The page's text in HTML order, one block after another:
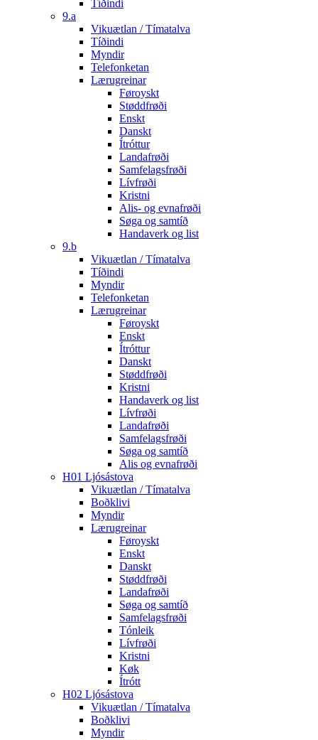
Tíðindi
9.a
Vikuætlan / Tímatalva
Tíðindi
Myndir
Telefonketan
Lærugreinar
Føroyskt
Støddfrøði
Enskt
Danskt
Ítróttur
Landafrøði
Samfelagsfrøði
Lívfrøði
Kristni
Alis- og evnafrøði
Søga og samtíð
Handaverk og list
9.b
Vikuætlan / Tímatalva
Tíðindi
Myndir
Telefonketan
Lærugreinar
Føroyskt
Enskt
Ítróttur
Danskt
Støddfrøði
Kristni
Handaverk og list
Lívfrøði
Landafrøði
Samfelagsfrøði
Søga og samtíð
Alis og evnafrøði
H01 Ljósástova
Vikuætlan / Tímatalva
Boðklivi
Myndir
Lærugreinar
Føroyskt
Enskt
Danskt
Støddfrøði
Landafrøði
Søga og samtíð
Samfelagsfrøði
Tónleik
Lívfrøði
Kristni
Køk
Ítrótt
H02 Ljósástova
Vikuætlan / Tímatalva
Boðklivi
Myndir